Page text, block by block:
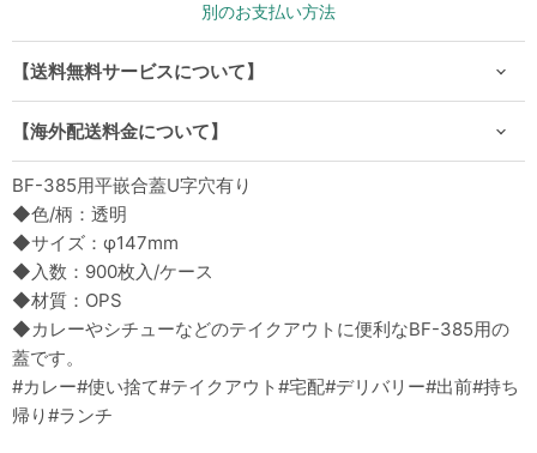
別のお支払い方法
【送料無料サービスについて】
【海外配送料金について】
BF-385用平嵌合蓋U字穴有り
◆色/柄：透明
◆サイズ：φ147mm
◆入数：900枚入/ケース
◆材質：OPS
◆カレーやシチューなどのテイクアウトに便利なBF-385用の
蓋です。
#カレー#使い捨て#テイクアウト#宅配#デリバリー#出前#持ち
帰り#ランチ